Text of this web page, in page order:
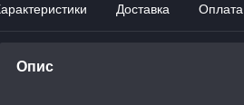
Доставка Оплата
Опис